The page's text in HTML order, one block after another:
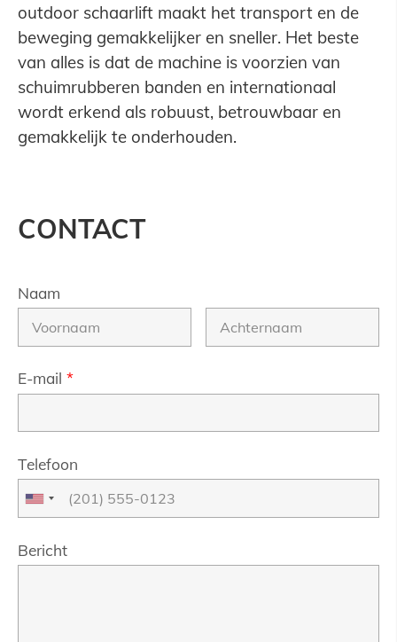
outdoor schaarlift maakt het transport en de
beweging gemakkelijker en sneller. Het beste
van alles is dat de machine is voorzien van
schuimrubberen banden en internationaal
wordt erkend als robuust, betrouwbaar en
gemakkelijk te onderhouden.
CONTACT
Naam
E-mail *
Telefoon
Bericht